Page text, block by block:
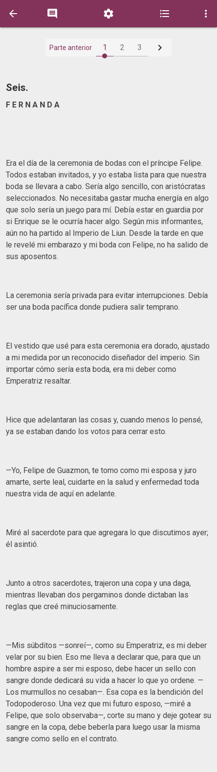
    
Parte anterior 1 2 3 
Seis.
F E R N A N D A
Era el día de la ceremonia de bodas con el príncipe Felipe.
Todos estaban invitados, y yo estaba lista para que nuestra
boda se llevara a cabo. Sería algo sencillo, con aristócratas
seleccionados. No necesitaba gastar mucha energía en algo
que solo sería un juego para mí. Debía estar en guardia por
si Enrique se le ocurría hacer algo. Según mis informantes,
aún no ha partido al Imperio de Liun. Desde la tarde en que
le revelé mi embarazo y mi boda con Felipe, no ha salido de
sus aposentos.
La ceremonia sería privada para evitar interrupciones. Debía
ser una boda pacífica donde pudiera salir temprano.
El vestido que usé para esta ceremonia era dorado, ajustado
a mi medida por un reconocido diseñador del imperio. Sin
importar cómo sería esta boda, era mi deber como
Emperatriz resaltar.
Hice que adelantaran las cosas y, cuando menos lo pensé,
ya se estaban dando los votos para cerrar esto.
—Yo, Felipe de Guazmon, te tomo como mi esposa y juro
amarte, serte leal, cuidarte en la salud y enfermedad toda
nuestra vida de aquí en adelante.
Miré al sacerdote para que agregara lo que discutimos ayer;
él asintió.
Junto a otros sacerdotes, trajeron una copa y una daga,
mientras llevaban dos pergaminos donde dictaban las
reglas que creé minuciosamente.
—Mis súbditos —sonreí—, como su Emperatriz, es mi deber
velar por su bien. Eso me lleva a declarar que, para que un
hombre aspire a ser mi esposo, debe hacer un sello con
sangre donde dedicará su vida a hacer lo que yo ordene. —
Los murmullos no cesaban—. Esa copa es la bendición del
Todopoderoso. Una vez que mi futuro esposo, —miré a
Felipe, que solo observaba—, corte su mano y deje gotear su
sangre en la copa, debe beberla para luego usar la misma
sangre como sello en el contrato.